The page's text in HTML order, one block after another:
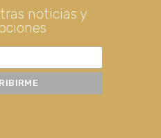
noticias y